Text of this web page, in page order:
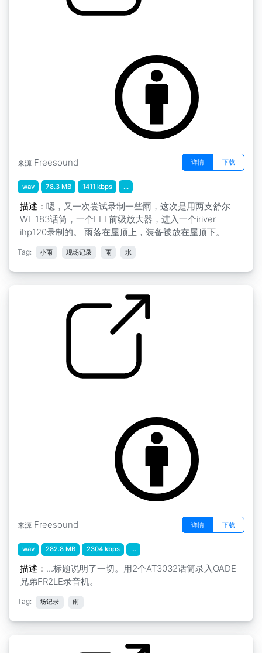
来源 Freesound 详情 下载
wav 78.3 MB 1411 kbps ...
描述： 嗯，又一次尝试录制一些雨，这次是用两支舒尔
WL 183话筒，一个FEL前级放大器，进入一个iriver
ihp120录制的。 雨落在屋顶上，装备被放在屋顶下。
Tag: 小雨 现场记录 雨 水
来源 Freesound 详情 下载
wav 282.8 MB 2304 kbps ...
描述： ...标题说明了一切。用2个AT3032话筒录入OADE
兄弟FR2LE录音机。
Tag: 场记录 雨